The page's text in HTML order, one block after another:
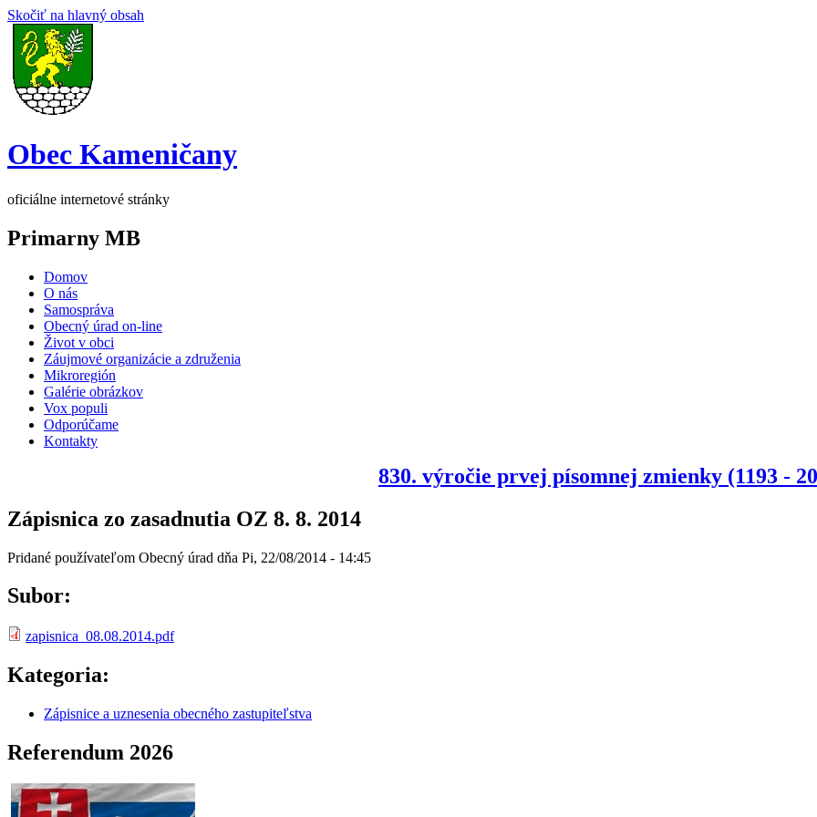
Skočiť na hlavný obsah
Obec Kameničany
oficiálne internetové stránky
Primarny MB
Domov
O nás
Samospráva
Obecný úrad on-line
Život v obci
Záujmové organizácie a združenia
Mikroregión
Galérie obrázkov
Vox populi
Odporúčame
Kontakty
830. výročie prvej písomnej zmienky (1193 -
Zápisnica zo zasadnutia OZ 8. 8. 2014
Pridané používateľom Obecný úrad dňa Pi, 22/08/2014 - 14:45
Subor:
zapisnica_08.08.2014.pdf
Kategoria:
Zápisnice a uznesenia obecného zastupiteľstva
Referendum 2026